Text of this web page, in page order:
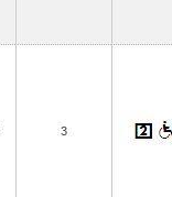
3